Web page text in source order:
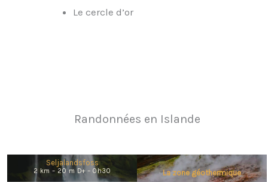
Le cercle d’or
Randonnées en Islande
Seljalandsfoss
2 km – 20 m D+ –0h30
La zone géothermique